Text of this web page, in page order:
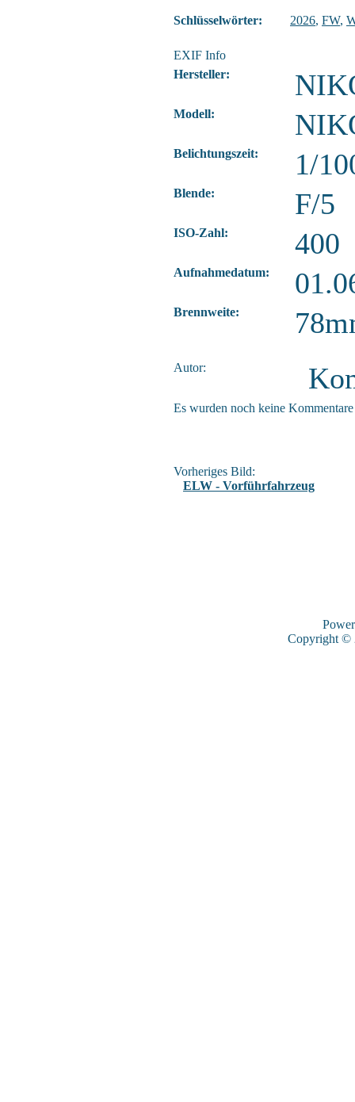
Schlüsselwörter: 2026, FW,
EXIF Info
Hersteller:
Modell:
Belichtungszeit: 1/
Blende: F/5
ISO-Zahl: 400
Aufnahmedatum:
Brennweite:
Autor:
Es wurden noch keine Kommentare
Vorheriges Bild:
ELW - Vorführfahrzeug
Copyright ©